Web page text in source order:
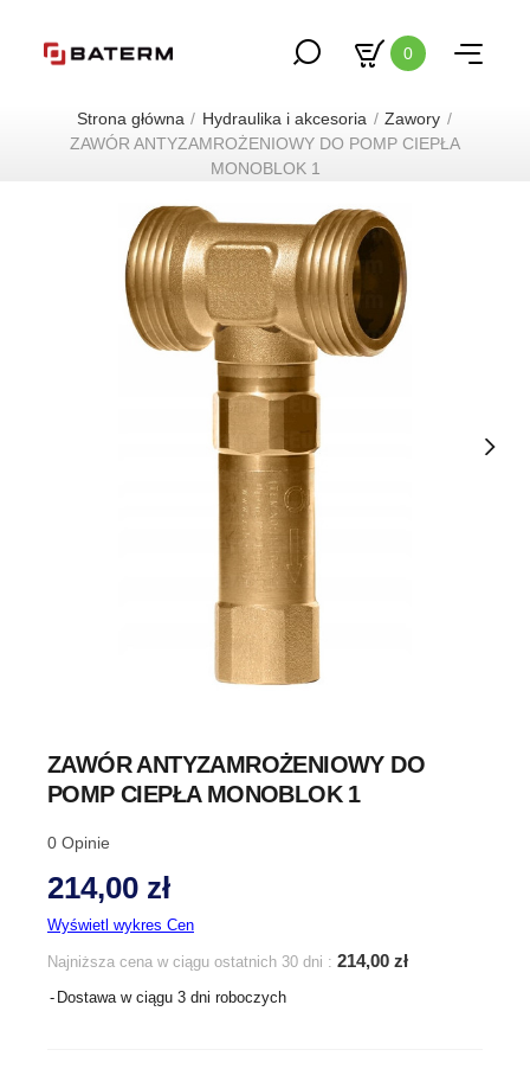
0
Strona główna Hydraulika i akcesoria
Zawory
ZAWÓR ANTYZAMROŻENIOWY DO POMP CIEPŁA
MONOBLOK 1
ZAWÓR ANTYZAMROŻENIOWY DO
POMP CIEPŁA MONOBLOK 1
0 Opinie
214,00 zł
Wyświetl wykres Cen
Najniższa cena w ciągu ostatnich 30 dni : 214,00 zł
Dostawa w ciągu 3 dni roboczych